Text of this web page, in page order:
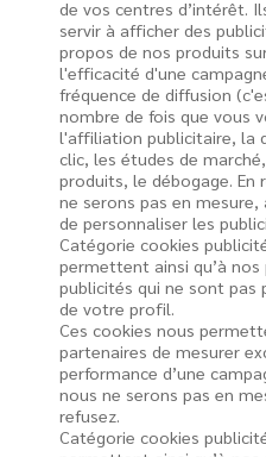
de vos centres d’intérêt.
servir à afficher des
propos de nos produits
l'efficacité d'une
fréquence de diffusion
nombre de fois que vous
l'affiliation publicitaire, la
clic, les études de
produits, le débogage. En
ne serons pas en
de personnaliser les
Catégorie cookies
permettent ainsi qu’à nos
publicités qui ne sont pas
de votre profil.
Ces cookies nous
partenaires de mesurer
performance d’une
nous ne serons pas en
refusez.
Catégorie cookies